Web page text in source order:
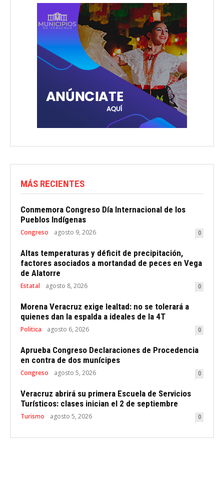
MÁS RECIENTES
Conmemora Congreso Día Internacional de los
Pueblos Indígenas
Congreso agosto 9, 2026 0
Altas temperaturas y déficit de precipitación,
factores asociados a mortandad de peces en Vega
de Alatorre
Estatal agosto 8, 2026 0
Morena Veracruz exige lealtad: no se tolerará a
quienes dan la espalda a ideales de la 4T
Politica agosto 6, 2026 0
Aprueba Congreso Declaraciones de Procedencia
en contra de dos munícipes
Congreso agosto 5, 2026 0
Veracruz abrirá su primera Escuela de Servicios
Turísticos: clases inician el 2 de septiembre
Turismo agosto 5, 2026 0